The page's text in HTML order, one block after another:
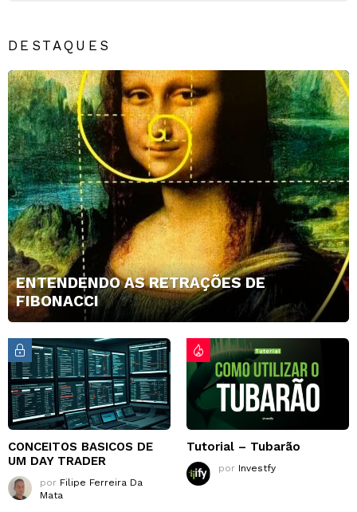
DESTAQUES
ENTENDENDO AS RETRAÇÕES DE
FIBONACCI
CONCEITOS BASICOS DE
UM DAY TRADER
por Filipe Ferreira Da
Mata
Tutorial – Tubarão
por Investfy